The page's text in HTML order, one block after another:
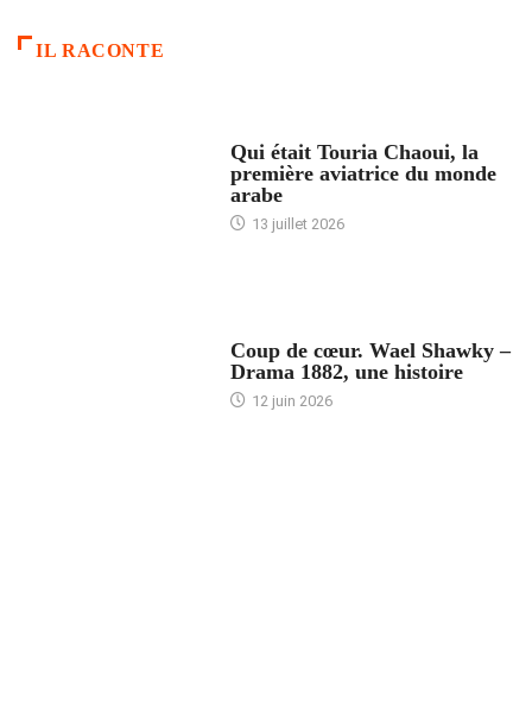
IL RACONTE
Qui était Touria Chaoui, la
première aviatrice du monde
arabe
13 juillet 2026
Coup de cœur. Wael Shawky –
Drama 1882, une histoire
12 juin 2026